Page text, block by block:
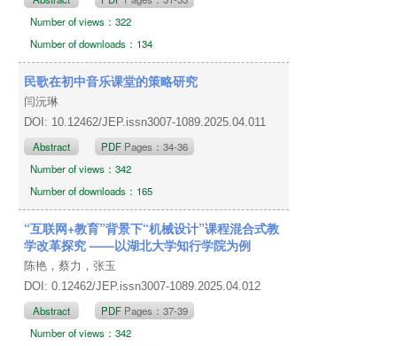
Number of views：322
Number of downloads：134
民歌在初中音乐课堂的策略研究
闫沅琳
DOI: 10.12462/JEP.issn3007-1089.2025.04.011
Abstract PDF Pages：34-36
Number of views：342
Number of downloads：165
“互联网+教育”背景下“机械设计”课程混合式教
学改革探究 ——以湖北大学知行学院为例
陈艳，蔡力，张玉
DOI: 0.12462/JEP.issn3007-1089.2025.04.012
Abstract PDF Pages：37-39
Number of views：342